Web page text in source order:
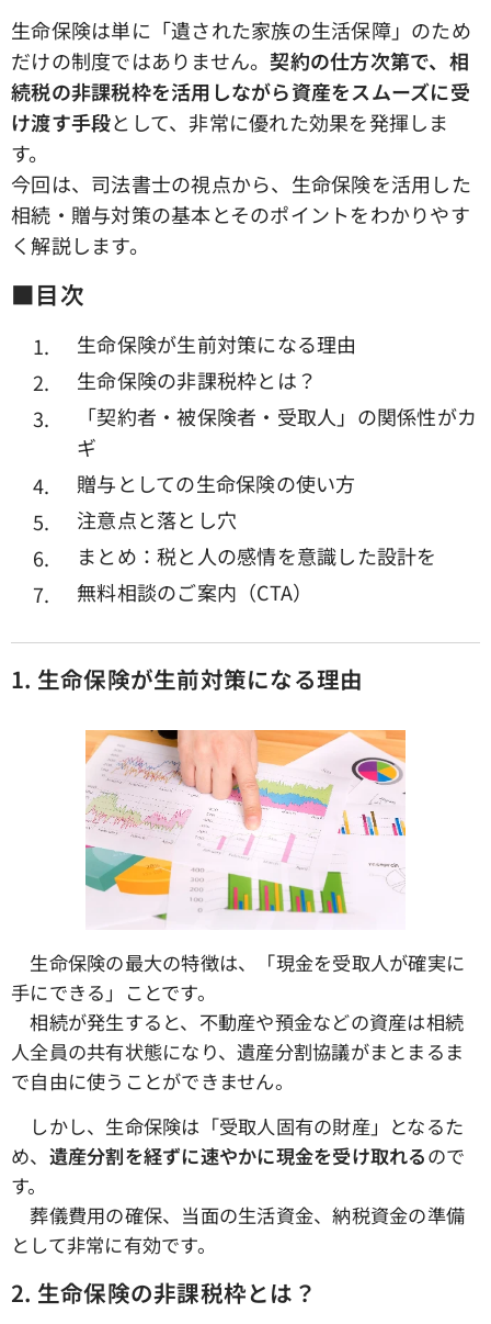
生命保険は単に「遺された家族の生活保障」のため
だけの制度ではありません。契約の仕方次第で、相
続税の非課税枠を活用しながら資産をスムーズに受
け渡す手段として、非常に優れた効果を発揮しま
す。
今回は、司法書士の視点から、生命保険を活用した
相続・贈与対策の基本とそのポイントをわかりやす
く解説します。
■目次
生命保険が生前対策になる理由
生命保険の非課税枠とは？
「契約者・被保険者・受取人」の関係性がカ
ギ
贈与としての生命保険の使い方
注意点と落とし穴
まとめ：税と人の感情を意識した設計を
無料相談のご案内（CTA）
1. 生命保険が生前対策になる理由
生命保険の最大の特徴は、「現金を受取人が確実に
手にできる」ことです。
相続が発生すると、不動産や預金などの資産は相続
人全員の共有状態になり、遺産分割協議がまとまるま
で自由に使うことができません。
しかし、生命保険は「受取人固有の財産」となるた
め、 遺産分割を経ずに速やかに現金を受け取れるので
す。
葬儀費用の確保、当面の生活資金、納税資金の準備
として非常に有効です。
2. 生命保険の非課税枠とは？